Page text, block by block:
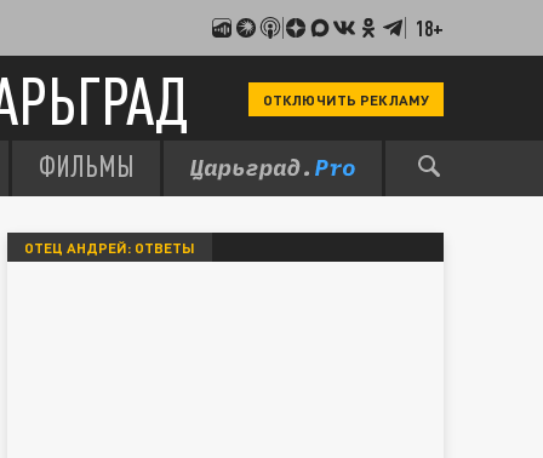
18+
ОТКЛЮЧИТЬ РЕКЛАМУ
ФИЛЬМЫ
ОТЕЦ АНДРЕЙ: ОТВЕТЫ